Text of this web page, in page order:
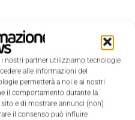
nostri partner utilizziamo tecnologie
alle informazioni del
permetterà a noi e ai nostri
il comportamento durante la
e di mostrare annunci (non)
il consenso può influire